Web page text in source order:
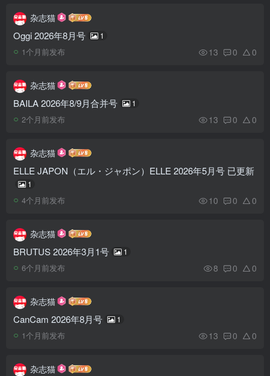
杂志猫
Oggi 2026年8月号 1
1个月前发布 13 0 0
杂志猫
BAILA 2026年8/9月合并号 1
2个月前发布 13 0 0
杂志猫
ELLE JAPON（エル・ジャポン）ELLE 2026年5月号 已更新
1
4个月前发布 10 0 0
杂志猫
BRUTUS 2026年3月1号 1
6个月前发布 8 0 0
杂志猫
CanCam 2026年8月号 1
1个月前发布 13 0 0
杂志猫